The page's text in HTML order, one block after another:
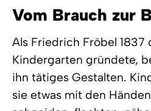
Vom Brauch zur
Als Friedrich Fröbel 1837
Kindergarten gründete,
ihn tätiges Gestalten.
sie etwas mit den